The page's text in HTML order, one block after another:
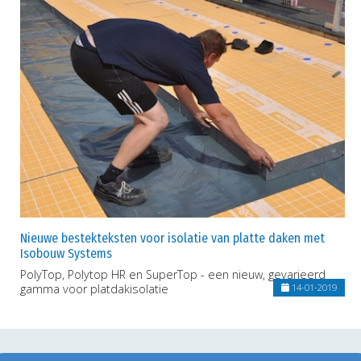
Nieuwe bestekteksten voor isolatie van platte daken met
Isobouw Systems
PolyTop, Polytop HR en SuperTop - een nieuw, gevarieerd
gamma voor platdakisolatie
14-01-2019